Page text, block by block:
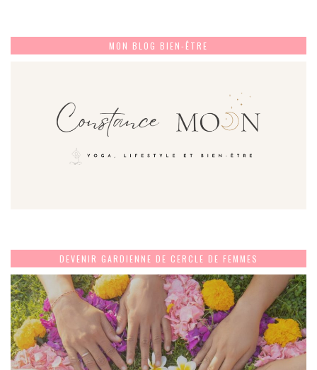
MON BLOG BIEN-ÊTRE
DEVENIR GARDIENNE DE CERCLE DE FEMMES